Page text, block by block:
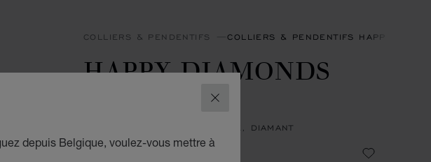
FERMER
depuis Belgique, voulez-vous mettre à
COLLIERS & PENDENTIFS COLLIERS & PENDENTIFS HAPPY
HAPPY DIAMONDS
PENDENTIF, OR BLANC ÉTHIQUE, DIAMANT
€ 2,490